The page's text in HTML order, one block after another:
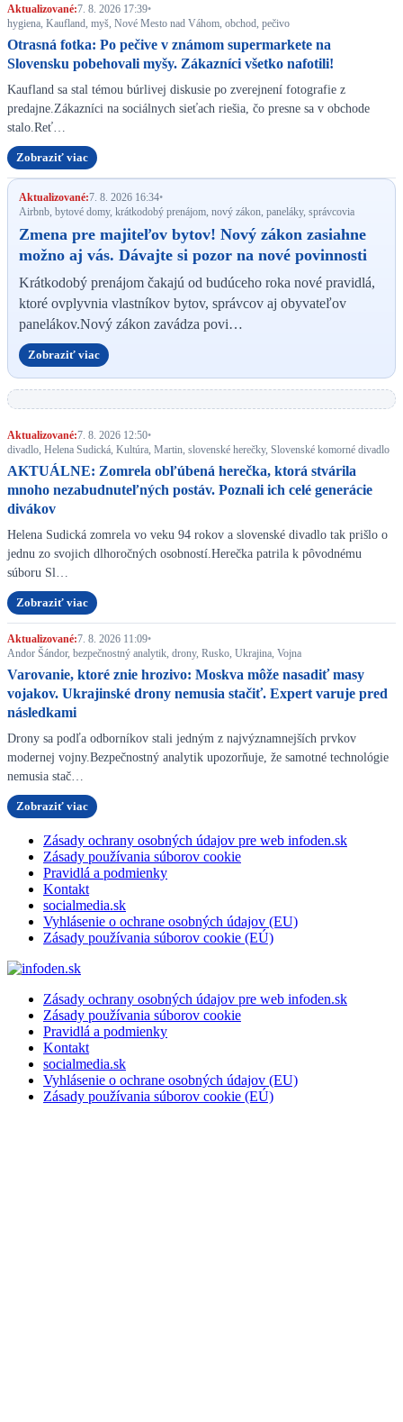
Aktualizované:7. 8. 2026 17:39•
hygiena, Kaufland, myš, Nové Mesto nad Váhom, obchod, pečivo
Otrasná fotka: Po pečive v známom supermarkete na
Slovensku pobehovali myšy. Zákazníci všetko nafotili!
Kaufland sa stal témou búrlivej diskusie po zverejnení fotografie z
predajne.Zákazníci na sociálnych sieťach riešia, čo presne sa v obchode
stalo.Reť…
Zobraziť viac
Aktualizované:7. 8. 2026 16:34•
Airbnb, bytové domy, krátkodobý prenájom, nový zákon, paneláky, správcovia
Zmena pre majiteľov bytov! Nový zákon zasiahne
možno aj vás. Dávajte si pozor na nové povinnosti
Krátkodobý prenájom čakajú od budúceho roka nové pravidlá,
ktoré ovplyvnia vlastníkov bytov, správcov aj obyvateľov
panelákov.Nový zákon zavádza povi…
Zobraziť viac
Aktualizované:7. 8. 2026 12:50•
divadlo, Helena Sudická, Kultúra, Martin, slovenské herečky, Slovenské komorné divadlo
AKTUÁLNE: Zomrela obľúbená herečka, ktorá stvárila
mnoho nezabudnuteľných postáv. Poznali ich celé generácie
divákov
Helena Sudická zomrela vo veku 94 rokov a slovenské divadlo tak prišlo o
jednu zo svojich dlhoročných osobností.Herečka patrila k pôvodnému
súboru Sl…
Zobraziť viac
Aktualizované:7. 8. 2026 11:09•
Andor Šándor, bezpečnostný analytik, drony, Rusko, Ukrajina, Vojna
Varovanie, ktoré znie hrozivo: Moskva môže nasadiť masy
vojakov. Ukrajinské drony nemusia stačiť. Expert varuje pred
následkami
Drony sa podľa odborníkov stali jedným z najvýznamnejších prvkov
modernej vojny.Bezpečnostný analytik upozorňuje, že samotné technológie
nemusia stač…
Zobraziť viac
Zásady ochrany osobných údajov pre web infoden.sk
Zásady používania súborov cookie
Pravidlá a podmienky
Kontakt
socialmedia.sk
Vyhlásenie o ochrane osobných údajov (EU)
Zásady používania súborov cookie (EÚ)
Zásady ochrany osobných údajov pre web infoden.sk
Zásady používania súborov cookie
Pravidlá a podmienky
Kontakt
socialmedia.sk
Vyhlásenie o ochrane osobných údajov (EU)
Zásady používania súborov cookie (EÚ)